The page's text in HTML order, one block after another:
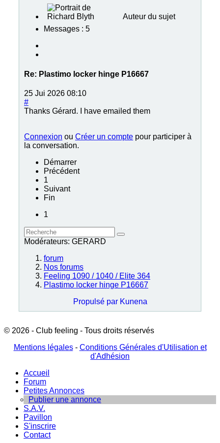
Auteur du sujet
Messages : 5
Re: Plastimo locker hinge P16667
25 Jui 2026 08:10
#
Thanks Gérard. I have emailed them
Connexion ou Créer un compte pour participer à
la conversation.
Démarrer
Précédent
1
Suivant
Fin
1
Modérateurs: GERARD
forum
Nos forums
Feeling 1090 / 1040 / Elite 364
Plastimo locker hinge P16667
Propulsé par Kunena
© 2026 - Club feeling - Tous droits réservés
Mentions légales- Conditions Générales d'Utilisation et
d'Adhésion
Accueil
Forum
Petites Annonces
Publier une annonce
S.A.V.
Pavillon
S'inscrire
Contact